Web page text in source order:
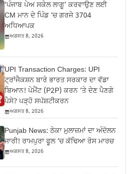
‘ਪੰਜਾਬ ਪੇਅ ਸਕੇਲ ਲਾਗੂ’ ਕਰਵਾਉਣ ਲਈ
CM ਮਾਨ ਦੇ ਪਿੰਡ ‘ਚ ਗਰਜੇ 3704
ਅਧਿਆਪਕ
ਅਗਸਤ 8, 2026
UPI Transaction Charges: UPI
ਟ੍ਰਾਂਜੈਕਸ਼ਨ ਬਾਰੇ ਭਾਰਤ ਸਰਕਾਰ ਦਾ ਵੱਡਾ
ਬਿਆਨ! ਪੇਮੈਂਟ (P2P) ਕਰਨ ‘ਤੇ ਦੇਣ ਪੈਣਗੇ
ਪੈਸੇ? ਪੜ੍ਹੋ ਸਪੱਸ਼ਟੀਕਰਨ
ਅਗਸਤ 8, 2026
Punjab News: ਠੇਕਾ ਮੁਲਾਜ਼ਮਾਂ ਦਾ ਅੰਦੋਲਨ
ਜਾਰੀ! ਰਾਮਪੁਰਾ ਫੂਲ ‘ਚ ਕੱਢਿਆ ਰੋਸ ਮਾਰਚ
ਅਗਸਤ 8, 2026